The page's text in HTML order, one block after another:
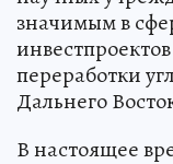
значимым в
переработки
Дальнего
В настоящее